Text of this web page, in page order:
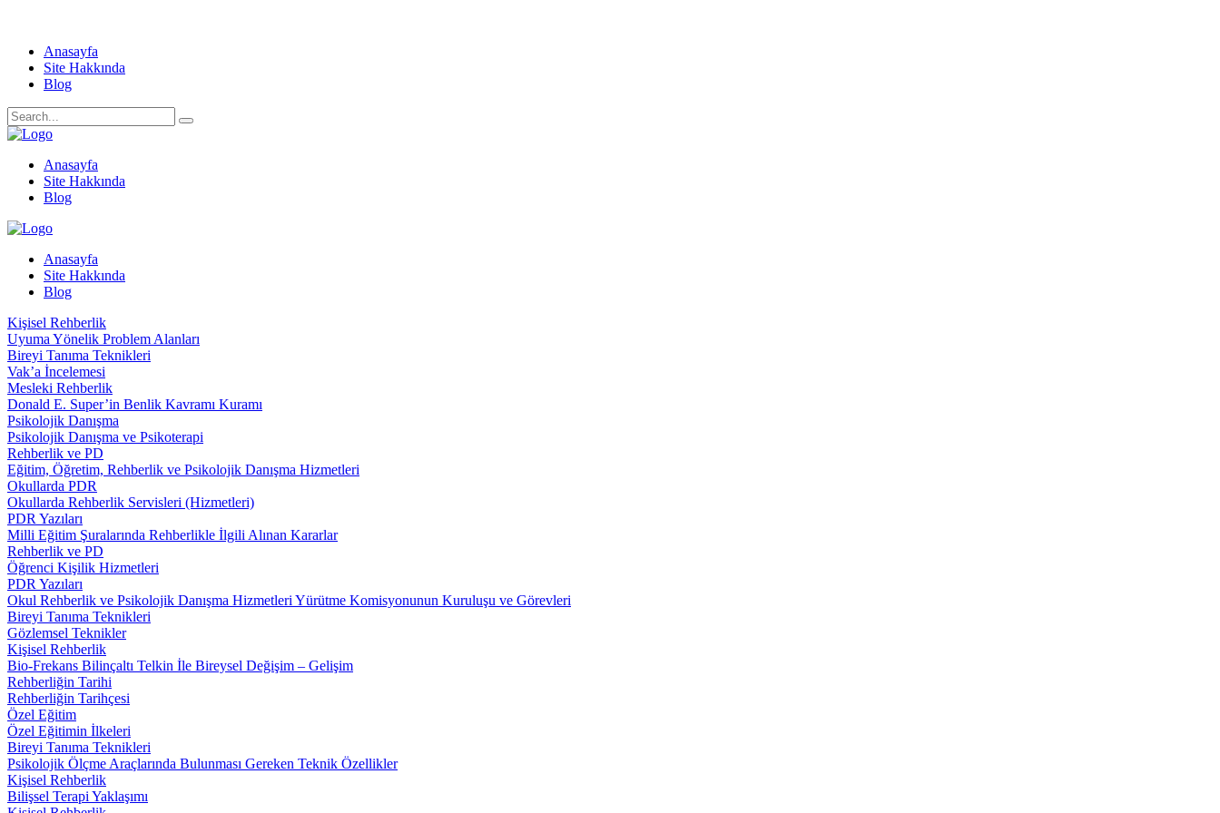
Anasayfa
Site Hakkında
Blog
Anasayfa
Site Hakkında
Blog
Anasayfa
Site Hakkında
Blog
Kişisel Rehberlik
Uyuma Yönelik Problem Alanları
Bireyi Tanıma Teknikleri
Vak’a İncelemesi
Mesleki Rehberlik
Donald E. Super’in Benlik Kavramı Kuramı
Psikolojik Danışma
Psikolojik Danışma ve Psikoterapi
Rehberlik ve PD
Eğitim, Öğretim, Rehberlik ve Psikolojik Danışma Hizmetleri
Okullarda PDR
Okullarda Rehberlik Servisleri (Hizmetleri)
PDR Yazıları
Milli Eğitim Şuralarında Rehberlikle İlgili Alınan Kararlar
Rehberlik ve PD
Öğrenci Kişilik Hizmetleri
PDR Yazıları
Okul Rehberlik ve Psikolojik Danışma Hizmetleri Yürütme Komisyonunun Kuruluşu ve Görevleri
Bireyi Tanıma Teknikleri
Gözlemsel Teknikler
Kişisel Rehberlik
Bio-Frekans Bilinçaltı Telkin İle Bireysel Değişim – Gelişim
Rehberliğin Tarihi
Rehberliğin Tarihçesi
Özel Eğitim
Özel Eğitimin İlkeleri
Bireyi Tanıma Teknikleri
Psikolojik Ölçme Araçlarında Bulunması Gereken Teknik Özellikler
Kişisel Rehberlik
Bilişsel Terapi Yaklaşımı